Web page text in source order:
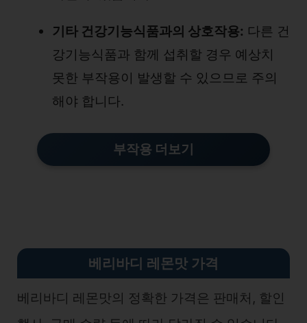
기타 건강기능식품과의 상호작용: 다른 건
강기능식품과 함께 섭취할 경우 예상치
못한 부작용이 발생할 수 있으므로 주의
해야 합니다.
부작용 더보기
베리바디 레몬맛 가격
베리바디 레몬맛의 정확한 가격은 판매처, 할인